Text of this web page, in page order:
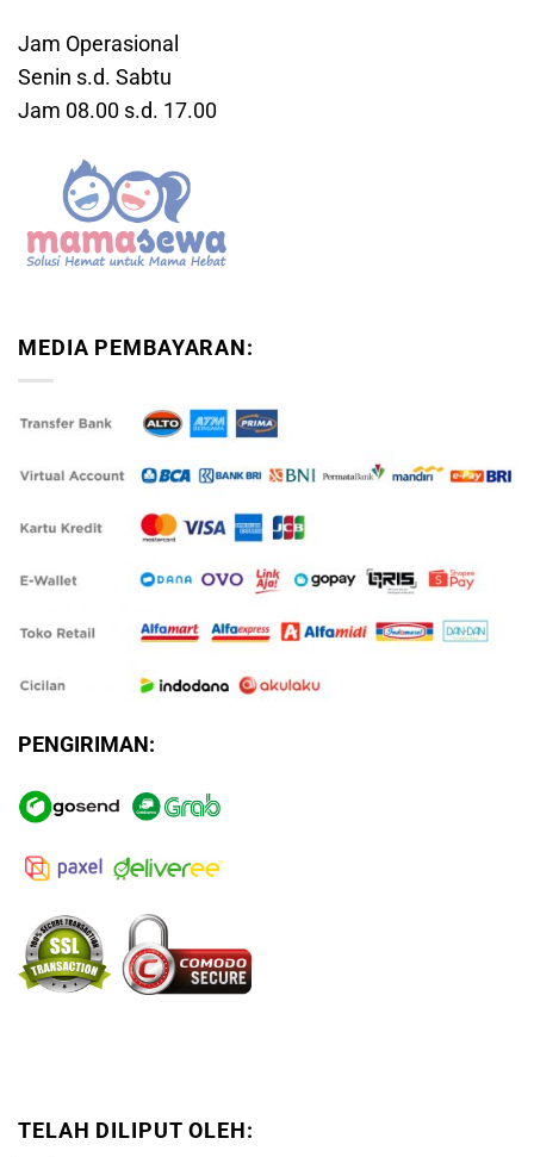
Jam Operasional
Senin s.d. Sabtu
Jam 08.00 s.d. 17.00
MEDIA PEMBAYARAN:
PENGIRIMAN:
TELAH DILIPUT OLEH: